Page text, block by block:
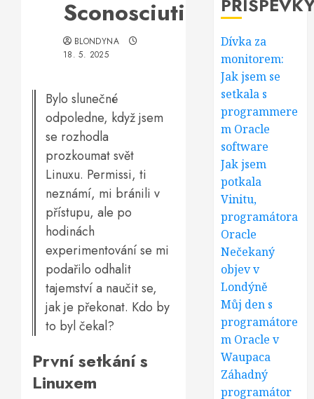
Sconosciuti
BLONDYNA
18. 5. 2025
Bylo slunečné
odpoledne, když jsem
se rozhodla
prozkoumat svět
Linuxu. Permissi, ti
neznámí, mi bránili v
přístupu, ale po
hodinách
experimentování se mi
podařilo odhalit
tajemství a naučit se,
jak je překonat. Kdo by
to byl čekal?
První setkání s
Linuxem
Dívka za
monitorem:
Jak jsem se
setkala s
programmere
m Oracle
software
Jak jsem
potkala
Vinitu,
programátora
Oracle
Nečekaný
objev v
Londýně
Můj den s
programátore
m Oracle v
Waupaca
Záhadný
programátor